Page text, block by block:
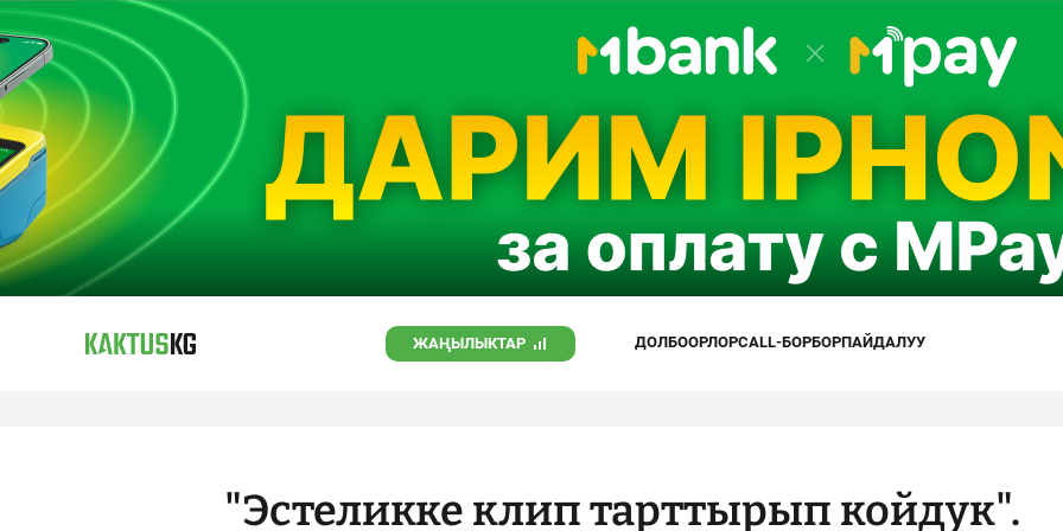
ЖАҢЫЛЫКТАР ДОЛБООРЛОРCALL-БОРБОРПАЙДАЛУУ
"Эстеликке клип тарттырып койдук".